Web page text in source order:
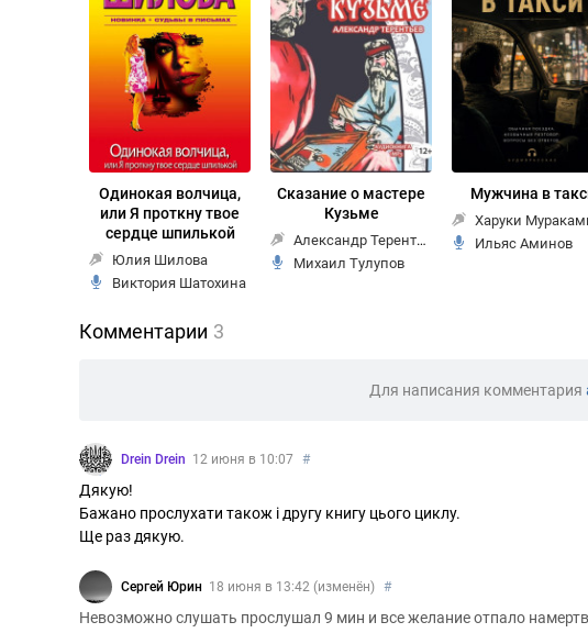
Одинокая волчица,
или Я проткну твое
сердце шпилькой
Юлия Шилова
Виктория Шатохина
Сказание о мастере
Кузьме
Александр Терентьев
Михаил Тулупов
Мужчина в
Харуки
Ильяс Аминов
Комментарии 3
Для написания комментария
Drein Drein 12 июня в 10:07 #
Дякую!
Бажано прослухати також і другу книгу цього циклу.
Ще раз дякую.
Сергей Юрин 18 июня в 13:42 (изменён) #
Невозможно слушать прослушал 9 мин и все желание отпало